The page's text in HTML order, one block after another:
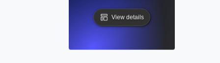
View details